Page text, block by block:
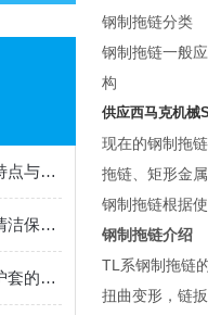
防火液压支柱保护套性能特点与阻燃防护应用
防尘液压立柱保护套日常清洁保养与更换规范
如何延长防尘液压立柱保护套的使用寿命？
钢制拖链分类
钢制拖链一般
构
供应西马克机械
现在的钢制拖
拖链、矩形金
钢制拖链根据
钢制拖链介绍
TL系钢制拖链
扭曲变形，链